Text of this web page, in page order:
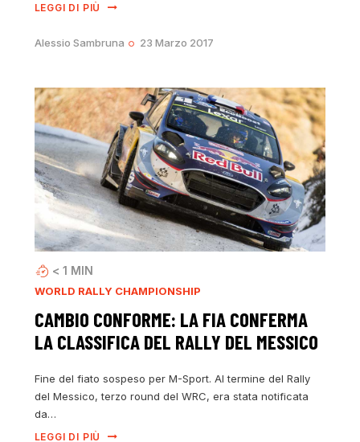
LEGGI DI PIÙ
Alessio Sambruna 23 Marzo 2017
< 1 MIN
WORLD RALLY CHAMPIONSHIP
CAMBIO CONFORME: LA FIA CONFERMA
LA CLASSIFICA DEL RALLY DEL MESSICO
Fine del fiato sospeso per M-Sport. Al termine del Rally
del Messico, terzo round del WRC, era stata notificata
da…
LEGGI DI PIÙ